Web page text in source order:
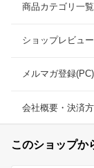
商品カテゴリ一
ショップレビュ
メルマガ登録(PC)
会社概要・決済
このショップか